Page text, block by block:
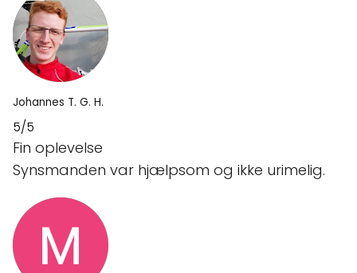
Johannes T. G. H.
5/5
Fin oplevelse
Synsmanden var hjælpsom og ikke urimelig.